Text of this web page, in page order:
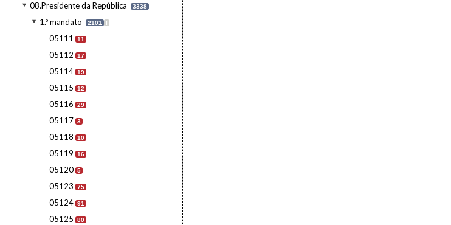
08.Presidente da República 3338
1.º mandato 2101 I
05111 11
05112 17
05114 19
05115 12
05116 29
05117 3
05118 10
05119 16
05120 5
05123 75
05124 91
05125 80